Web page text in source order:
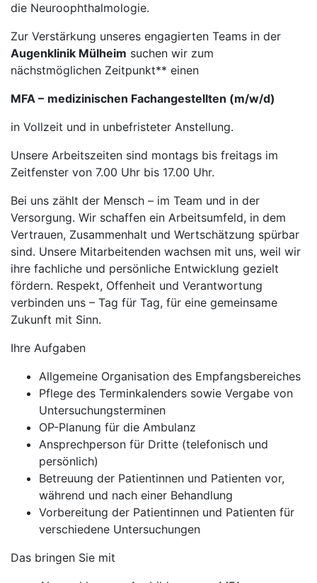
die Neuroophthalmologie.
Zur Verstärkung unseres engagierten Teams in der
Augenklinik Mülheim suchen wir zum
nächstmöglichen Zeitpunkt** einen
MFA – medizinischen Fachangestellten (m/w/d)
in Vollzeit und in unbefristeter Anstellung.
Unsere Arbeitszeiten sind montags bis freitags im
Zeitfenster von 7.00 Uhr bis 17.00 Uhr.
Bei uns zählt der Mensch – im Team und in der
Versorgung. Wir schaffen ein Arbeitsumfeld, in dem
Vertrauen, Zusammenhalt und Wertschätzung spürbar
sind. Unsere Mitarbeitenden wachsen mit uns, weil wir
ihre fachliche und persönliche Entwicklung gezielt
fördern. Respekt, Offenheit und Verantwortung
verbinden uns – Tag für Tag, für eine gemeinsame
Zukunft mit Sinn.
Ihre Aufgaben
Allgemeine Organisation des Empfangsbereiches
Pflege des Terminkalenders sowie Vergabe von
Untersuchungsterminen
OP-Planung für die Ambulanz
Ansprechperson für Dritte (telefonisch und
persönlich)
Betreuung der Patientinnen und Patienten vor,
während und nach einer Behandlung
Vorbereitung der Patientinnen und Patienten für
verschiedene Untersuchungen
Das bringen Sie mit